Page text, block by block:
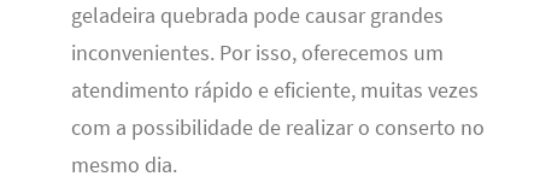
geladeira quebrada pode causar grandes
inconvenientes. Por isso, oferecemos um
atendimento rápido e eficiente, muitas vezes
com a possibilidade de realizar o conserto no
mesmo dia.